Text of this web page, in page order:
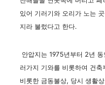
있어 기러기와 오리가 노는
지라 불렀다고 한다.
안압지는 1975년부터 2년
러가지 기와를 비롯하여 건
비롯한 금동불상, 당시 생활